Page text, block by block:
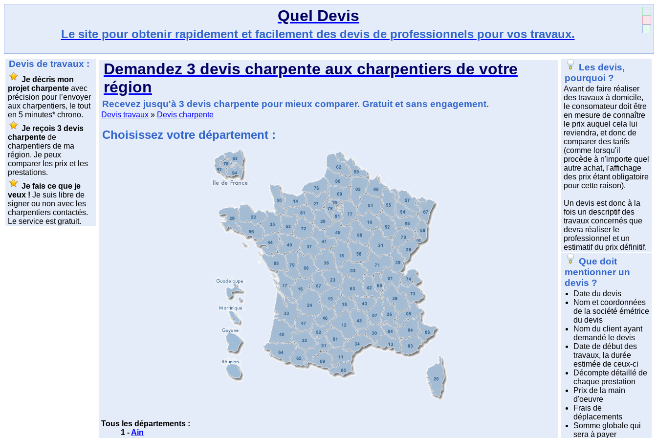
Quel Devis
Le site pour obtenir rapidement et facilement des devis de professionnels pour vos travaux.
Devis de travaux :
Je décris mon
projet charpente avec
précision pour l’envoyer
aux charpentiers, le tout
en 5 minutes* chrono.
Je reçois 3 devis
charpente de
charpentiers de ma
région. Je peux
comparer les prix et les
prestations.
Je fais ce que je
veux ! Je suis libre de
signer ou non avec les
charpentiers contactés.
Le service est gratuit.
Demandez 3 devis charpente aux charpentiers de votre
région
Recevez jusqu'à 3 devis charpente pour mieux comparer. Gratuit et sans engagement.
Devis travaux » Devis charpente
Choisissez votre département :
Tous les départements :
1 -Ain
Les devis,
pourquoi ?
Avant de faire réaliser
des travaux à domicile,
le consomateur doit être
en mesure de connaître
le prix auquel cela lui
reviendra, et donc de
comparer des tarifs
(comme lorsqu'il
procède à n'importe quel
autre achat, l'affichage
des prix étant obligatoire
pour cette raison).
Un devis est donc à la
fois un descriptif des
travaux concernés que
devra réaliser le
professionnel et un
estimatif du prix définitif.
Que doit
mentionner un
devis ?
Date du devis
Nom et coordonnées
de la société émétrice
du devis
Nom du client ayant
demandé le devis
Date de début des
travaux, la durée
estimée de ceux-ci
Décompte détaillé de
chaque prestation
Prix de la main
d'oeuvre
Frais de
déplacements
Somme globale qui
sera à payer